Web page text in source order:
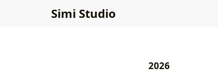
Simi Studio
2026